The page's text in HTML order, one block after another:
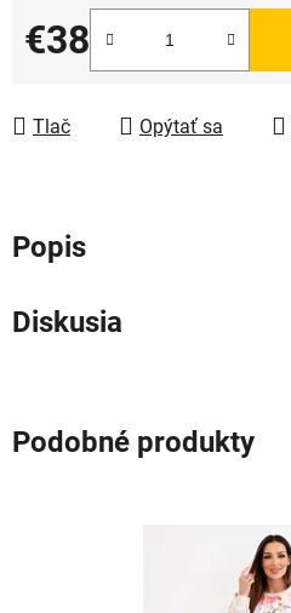
€38
Jednotková cena:
Tlač Opýtať sa
Popis
Diskusia
Podobné produkty